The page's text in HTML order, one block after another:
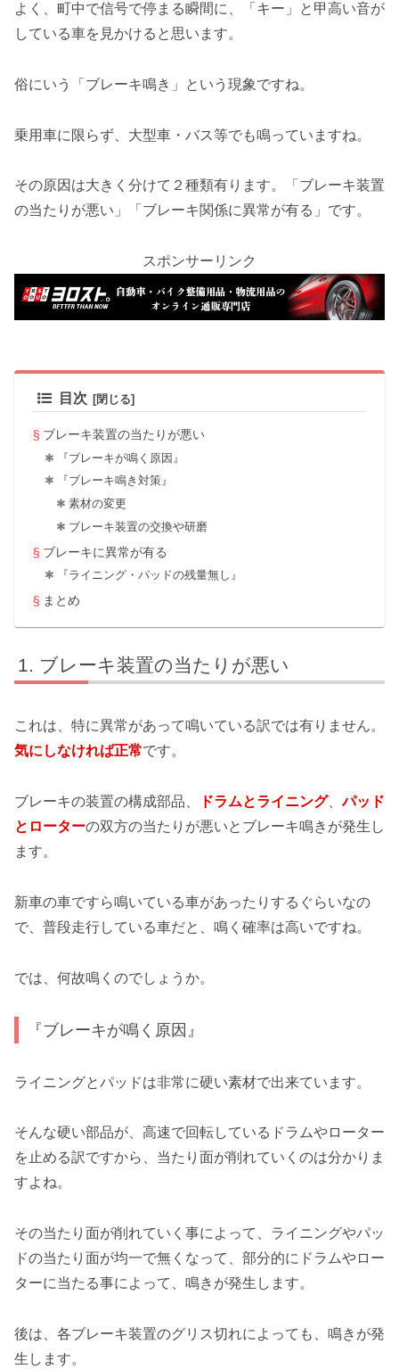
よく、町中で信号で停まる瞬間に、「キー」と甲高い音が
している車を見かけると思います。
俗にいう「ブレーキ鳴き」という現象ですね。
乗用車に限らず、大型車・バス等でも鳴っていますね。
その原因は大きく分けて２種類有ります。「ブレーキ装置
の当たりが悪い」「ブレーキ関係に異常が有る」です。
スポンサーリンク
目次
ブレーキ装置の当たりが悪い
『ブレーキが鳴く原因』
『ブレーキ鳴き対策』
素材の変更
ブレーキ装置の交換や研磨
ブレーキに異常が有る
『ライニング・パッドの残量無し』
まとめ
ブレーキ装置の当たりが悪い
これは、特に異常があって鳴いている訳では有りません。
気にしなければ正常です。
ブレーキの装置の構成部品、 ドラムとライニング、パッド
とローターの双方の当たりが悪いとブレーキ鳴きが発生し
ます。
新車の車ですら鳴いている車があったりするぐらいなの
で、普段走行している車だと、鳴く確率は高いですね。
では、何故鳴くのでしょうか。
『ブレーキが鳴く原因』
ライニングとパッドは非常に硬い素材で出来ています。
そんな硬い部品が、高速で回転しているドラムやローター
を止める訳ですから、当たり面が削れていくのは分かりま
すよね。
その当たり面が削れていく事によって、ライニングやパッ
ドの当たり面が均一で無くなって、部分的にドラムやロー
ターに当たる事によって、鳴きが発生します。
後は、各ブレーキ装置のグリス切れによっても、鳴きが発
生します。